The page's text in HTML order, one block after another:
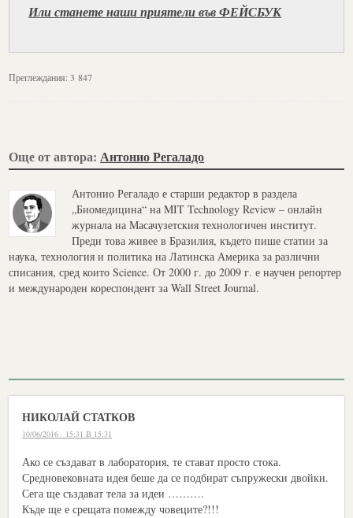
Или станете наши приятели във ФЕЙСБУК
Преглеждания:3 847
Още от автора:Антонио Регаладо
Антонио Регаладо е старши редактор в раздела
„Биомедицина“ на MIT Technology Review – онлайн
журнала на Масачузетския технологичен институт.
Преди това живее в Бразилия, където пише статии за
наука, технология и политика на Латинска Америка за различни
списания, сред които Science. От 2000 г. до 2009 г. е научен репортер
и международен кореспондент за Wall Street Journal.
НИКОЛАЙ СТАТКОВ
10/06/2016 · 15:31 В 15:31
Ако се създават в лаборатория, те стават просто стока.
Средновековната идея беше да се подбират съпружески двойки.
Сега ще създават тела за идеи ……….
Къде ще е срещата помежду човеците?!!!